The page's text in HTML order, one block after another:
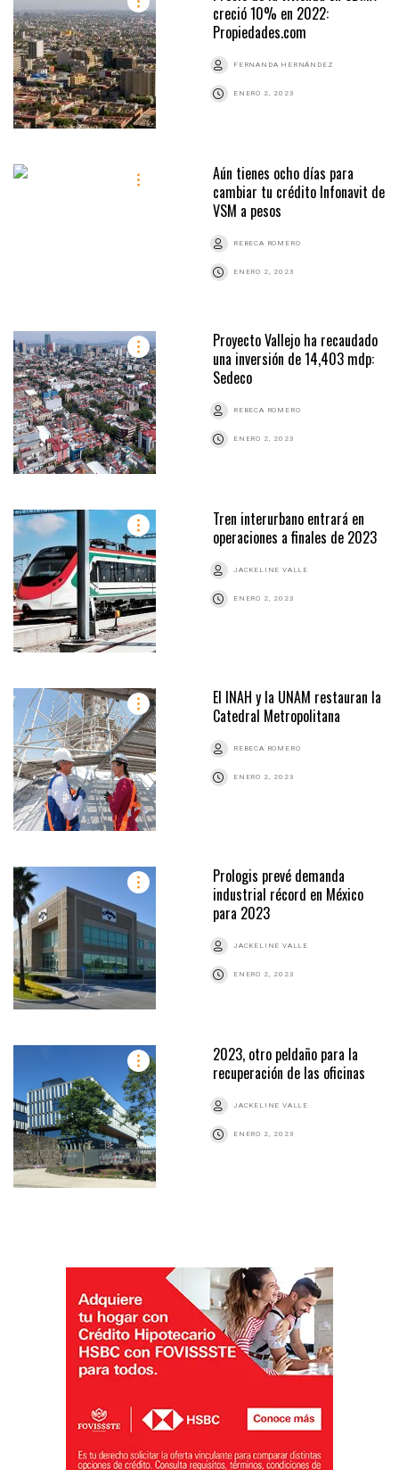
creció 10% en 2022:
Propiedades.com
FERNANDA HERNÁNDEZ
ENERO 2, 2023
Aún tienes ocho días para
cambiar tu crédito Infonavit de
VSM a pesos
REBECA ROMERO
ENERO 2, 2023
Proyecto Vallejo ha recaudado
una inversión de 14,403 mdp:
Sedeco
REBECA ROMERO
ENERO 2, 2023
Tren interurbano entrará en
operaciones a finales de 2023
JACKELINE VALLE
ENERO 2, 2023
El INAH y la UNAM restauran la
Catedral Metropolitana
REBECA ROMERO
ENERO 2, 2023
Prologis prevé demanda
industrial récord en México
para 2023
JACKELINE VALLE
ENERO 2, 2023
2023, otro peldaño para la
recuperación de las oficinas
JACKELINE VALLE
ENERO 2, 2023